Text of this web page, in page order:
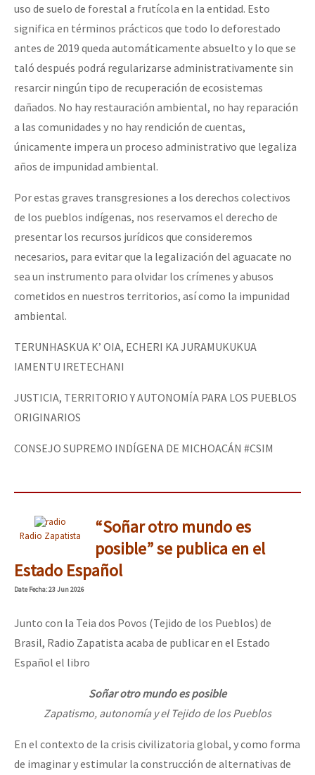
uso de suelo de forestal a frutícola en la entidad. Esto
significa en términos prácticos que todo lo deforestado
antes de 2019 queda automáticamente absuelto y lo que se
taló después podrá regularizarse administrativamente sin
resarcir ningún tipo de recuperación de ecosistemas
dañados. No hay restauración ambiental, no hay reparación
a las comunidades y no hay rendición de cuentas,
únicamente impera un proceso administrativo que legaliza
años de impunidad ambiental.
Por estas graves transgresiones a los derechos colectivos
de los pueblos indígenas, nos reservamos el derecho de
presentar los recursos jurídicos que consideremos
necesarios, para evitar que la legalización del aguacate no
sea un instrumento para olvidar los crímenes y abusos
cometidos en nuestros territorios, así como la impunidad
ambiental.
TERUNHASKUA K’ OIA, ECHERI KA JURAMUKUKUA
IAMENTU IRETECHANI
JUSTICIA, TERRITORIO Y AUTONOMÍA PARA LOS PUEBLOS
ORIGINARIOS
CONSEJO SUPREMO INDÍGENA DE MICHOACÁN #CSIM
Radio Zapatista
“Soñar otro mundo es
posible” se publica en el
Estado Español
DateFecha: 23 Jun 2026
Junto con la Teia dos Povos (Tejido de los Pueblos) de
Brasil, Radio Zapatista acaba de publicar en el Estado
Español el libro
Soñar otro mundo es posible
Zapatismo, autonomía y el Tejido de los Pueblos
En el contexto de la crisis civilizatoria global, y como forma
de imaginar y estimular la construcción de alternativas de